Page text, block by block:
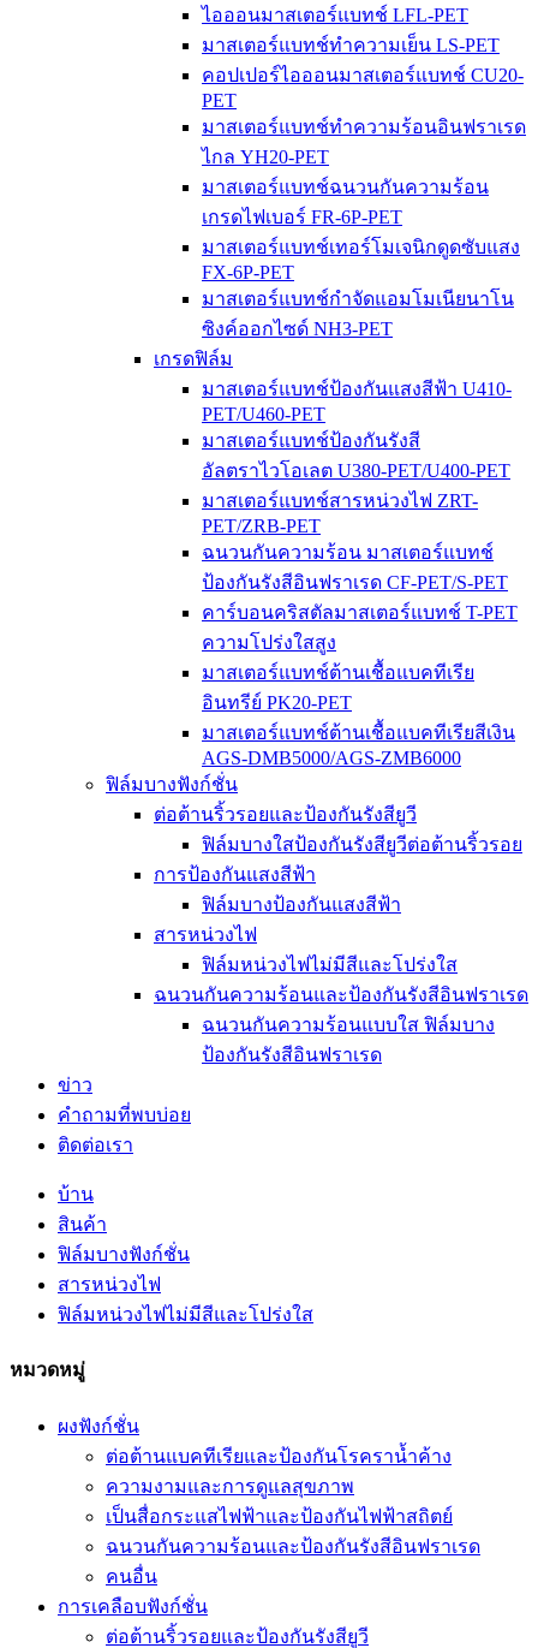
ไอออนมาสเตอร์แบทช์ LFL-PET
มาสเตอร์แบทช์ทำความเย็น LS-PET
คอปเปอร์ไอออนมาสเตอร์แบทช์ CU20-
PET
มาสเตอร์แบทช์ทำความร้อนอินฟราเรด
ไกล YH20-PET
มาสเตอร์แบทช์ฉนวนกันความร้อน
เกรดไฟเบอร์ FR-6P-PET
มาสเตอร์แบทช์เทอร์โมเจนิกดูดซับแสง
FX-6P-PET
มาสเตอร์แบทช์กำจัดแอมโมเนียนาโน
ซิงค์ออกไซด์ NH3-PET
เกรดฟิล์ม
มาสเตอร์แบทช์ป้องกันแสงสีฟ้า U410-
PET/U460-PET
มาสเตอร์แบทช์ป้องกันรังสี
อัลตราไวโอเลต U380-PET/U400-PET
มาสเตอร์แบทช์สารหน่วงไฟ ZRT-
PET/ZRB-PET
ฉนวนกันความร้อน มาสเตอร์แบทช์
ป้องกันรังสีอินฟราเรด CF-PET/S-PET
คาร์บอนคริสตัลมาสเตอร์แบทช์ T-PET
ความโปร่งใสสูง
มาสเตอร์แบทช์ต้านเชื้อแบคทีเรีย
อินทรีย์ PK20-PET
มาสเตอร์แบทช์ต้านเชื้อแบคทีเรียสีเงิน
AGS-DMB5000/AGS-ZMB6000
ฟิล์มบางฟังก์ชั่น
ต่อต้านริ้วรอยและป้องกันรังสียูวี
ฟิล์มบางใสป้องกันรังสียูวีต่อต้านริ้วรอย
การป้องกันแสงสีฟ้า
ฟิล์มบางป้องกันแสงสีฟ้า
สารหน่วงไฟ
ฟิล์มหน่วงไฟไม่มีสีและโปร่งใส
ฉนวนกันความร้อนและป้องกันรังสีอินฟราเรด
ฉนวนกันความร้อนแบบใส ฟิล์มบาง
ป้องกันรังสีอินฟราเรด
ข่าว
คำถามที่พบบ่อย
ติดต่อเรา
บ้าน
สินค้า
ฟิล์มบางฟังก์ชั่น
สารหน่วงไฟ
ฟิล์มหน่วงไฟไม่มีสีและโปร่งใส
หมวดหมู่
ผงฟังก์ชั่น
ต่อต้านแบคทีเรียและป้องกันโรคราน้ำค้าง
ความงามและการดูแลสุขภาพ
เป็นสื่อกระแสไฟฟ้าและป้องกันไฟฟ้าสถิตย์
ฉนวนกันความร้อนและป้องกันรังสีอินฟราเรด
คนอื่น
การเคลือบฟังก์ชั่น
ต่อต้านริ้วรอยและป้องกันรังสียูวี